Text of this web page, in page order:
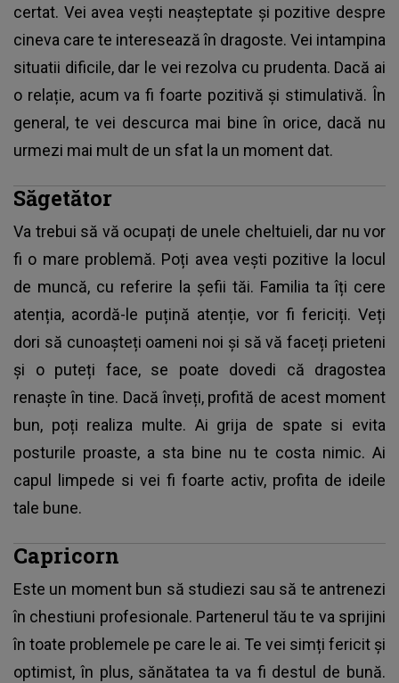
certat. Vei avea vești neașteptate și pozitive despre
cineva care te interesează în dragoste. Vei intampina
situatii dificile, dar le vei rezolva cu prudenta. Dacă ai
o relație, acum va fi foarte pozitivă și stimulativă. În
general, te vei descurca mai bine în orice, dacă nu
urmezi mai mult de un sfat la un moment dat.
Săgetător
Va trebui să vă ocupați de unele cheltuieli, dar nu vor
fi o mare problemă. Poți avea vești pozitive la locul
de muncă, cu referire la șefii tăi. Familia ta îți cere
atenția, acordă-le puțină atenție, vor fi fericiți. Veți
dori să cunoașteți oameni noi și să vă faceți prieteni
și o puteți face, se poate dovedi că dragostea
renaște în tine. Dacă înveți, profită de acest moment
bun, poți realiza multe. Ai grija de spate si evita
posturile proaste, a sta bine nu te costa nimic. Ai
capul limpede si vei fi foarte activ, profita de ideile
tale bune.
Capricorn
Este un moment bun să studiezi sau să te antrenezi
în chestiuni profesionale. Partenerul tău te va sprijini
în toate problemele pe care le ai. Te vei simți fericit și
optimist, în plus, sănătatea ta va fi destul de bună.